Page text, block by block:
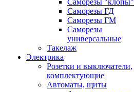
Саморезы "клопы"
Саморезы ГД
Саморезы ГМ
Саморезы
универсальные
Такелаж
Электрика
Розетки и выключатели,
комплектующие
Автоматы, щиты